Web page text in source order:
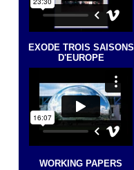
EXODE TROIS SAISONS
D'EUROPE
WORKING PAPERS